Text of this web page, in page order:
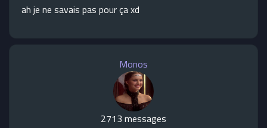
ah je ne savais pas pour ça xd
Monos
2713 messages